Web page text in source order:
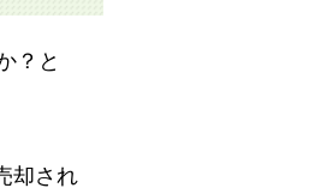
？と
却され